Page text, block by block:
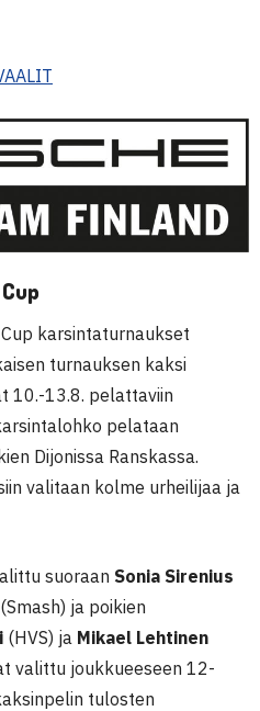
karsintaturnaukset
turnauksen kaksi
10.-13.8. pelattaviin
pelataan
Dijonissa Ranskassa.
valitaan kolme urheilijaa ja
suoraan Sonia Sirenius
(Smash) ja poikien
(HVS) ja Mikael Lehtinen
valittu joukkueeseen 12-
tulosten